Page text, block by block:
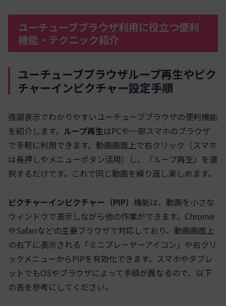
ユーチューブブラウザ利用に役立つ便利
機能・テクニック紹介
ユーチューブブラウザループ再生やピク
チャーインピクチャー設定手順
強調表示でわかりやすいユーチューブブラウザの便利機能
を紹介します。 ループ再生はPCや一部スマホのブラウザ
で手軽に利用できます。動画画面上で右クリック（スマホ
は長押しやメニューボタン活用）し、「ループ再生」を選
択するだけです。これで同じ動画を繰り返し楽しめます。
ピクチャーインピクチャー（PIP） 機能は、動画を小さな
ウィンドウで表示しながら他の作業ができます。Chrome
やSafariなどの主要ブラウザで対応しており、動画画面上
の右下に表示される「ミニプレーヤーアイコン」や右クリ
ックメニューからPIPを有効化できます。スマホやタブレ
ットでもOSやブラウザによって手順が異なるので、以下
の表を参考にしてください。